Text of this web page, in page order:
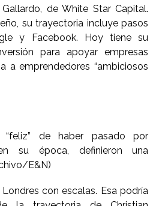
de White Star Capital.
su trayectoria incluye pasos
y Facebook. Hoy tiene su
para apoyar empresas
a emprendedores “ambiciosos
“feliz” de haber pasado por
su época, definieron una
E&N)
con escalas. Esa podría